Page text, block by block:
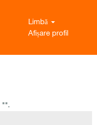
Limbă
Afișare profil
"".